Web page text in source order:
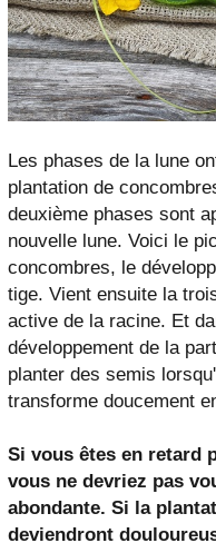
Les phases de la lune
plantation de
deuxième phases sont
nouvelle lune. Voici le
concombres, le
tige. Vient ensuite la
active de la racine. Et
développement de la
planter des semis
transforme doucement
Si vous êtes en retard
vous ne devriez pas
abondante. Si la
deviendront